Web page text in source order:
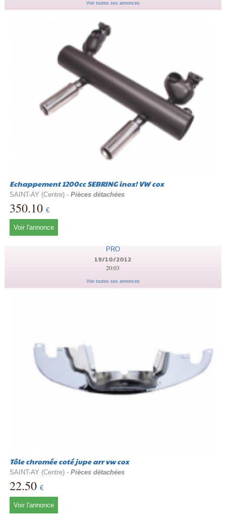
Voir toutes ses annonces
Echappement 1200cc SEBRING inox! VW cox
SAINT-AY (Centre) - Pièces détachées
350.10 €
Voir l'annonce
PRO
19/10/2012
20:03
Voir toutes ses annonces
Tôle chromée coté jupe arr vw cox
SAINT-AY (Centre) - Pièces détachées
22.50 €
Voir l'annonce